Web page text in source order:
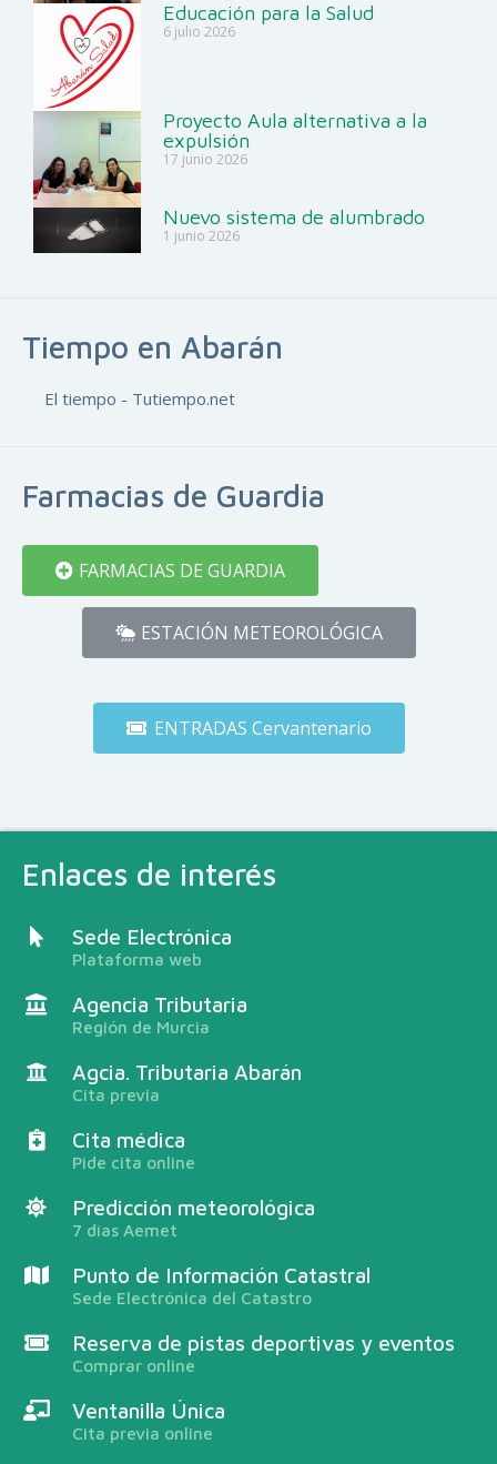
Enlaces de interés
Sede Electrónica
Plataforma web
Agencia Tributaria
Región de Murcia
Agcia. Tributaria Abarán
Cita previa
Cita médica
Pide cita online
Predicción meteorológica
7 días Aemet
Punto de Información Catastral
Sede Electrónica del Catastro
Reserva de pistas deportivas y eventos
Comprar online
Ventanilla Única
Cita previa online
Tiempo en Abarán
El tiempo - Tutiempo.net
Farmacias de Guardia
FARMACIAS DE GUARDIA
ESTACIÓN METEOROLÓGICA
ENTRADAS Cervantenario
Educación para la Salud
6 julio 2026
Proyecto Aula alternativa a la
expulsión
17 junio 2026
Nuevo sistema de alumbrado
1 junio 2026